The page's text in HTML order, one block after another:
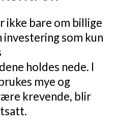
ikke bare om billige
som kun
holdes nede. I
mye og
krevende, blir